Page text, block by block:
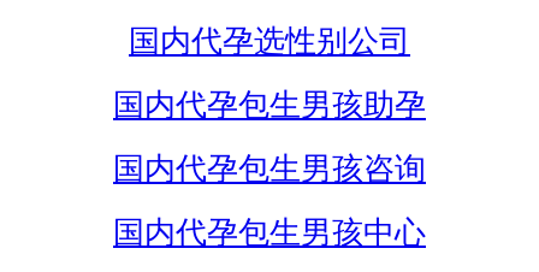
国内代孕选性别公司
国内代孕包生男孩助孕
国内代孕包生男孩咨询
国内代孕包生男孩中心